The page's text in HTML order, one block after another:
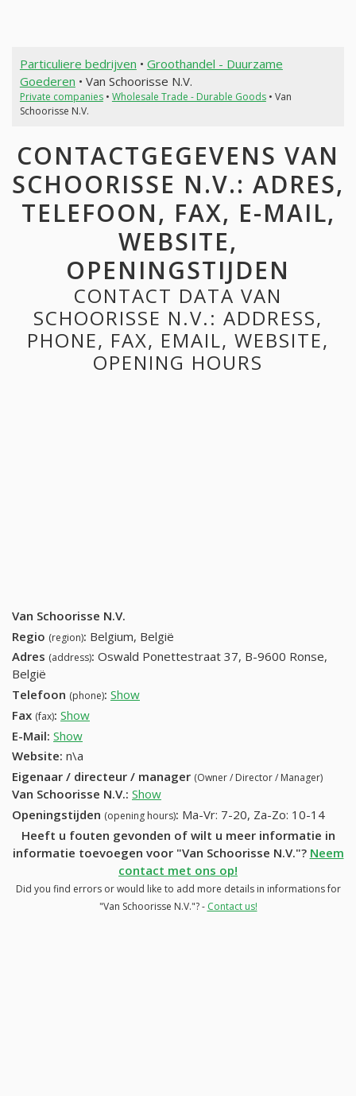
Particuliere bedrijven • Groothandel - Duurzame
Goederen • Van Schoorisse N.V.
Private companies• Wholesale Trade - Durable Goods• Van
Schoorisse N.V.
CONTACTGEGEVENS VAN
SCHOORISSE N.V.: ADRES,
TELEFOON, FAX, E-MAIL,
WEBSITE,
OPENINGSTIJDEN
CONTACT DATA VAN
SCHOORISSE N.V.: ADDRESS,
PHONE, FAX, EMAIL, WEBSITE,
OPENING HOURS
Van Schoorisse N.V.
Regio (region): Belgium, België
Adres (address): Oswald Ponettestraat 37, B-9600 Ronse,
België
Telefoon (phone): Show
Fax (fax): Show
E-Mail: Show
Website: n\a
Eigenaar / directeur / manager (Owner / Director / Manager)
Van Schoorisse N.V.: Show
Openingstijden (opening hours): Ma-Vr: 7-20, Za-Zo: 10-14
Heeft u fouten gevonden of wilt u meer informatie in
informatie toevoegen voor "Van Schoorisse N.V."? Neem
contact met ons op!
Did you find errors or would like to add more details in informations for
"Van Schoorisse N.V."? - Contact us!